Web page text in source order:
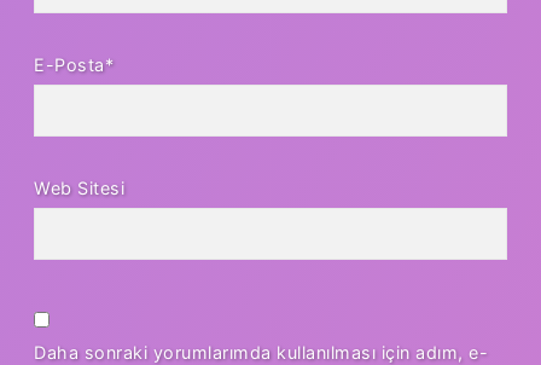
E-Posta*
Web Sitesi
Daha sonraki yorumlarımda kullanılması için adım, e-